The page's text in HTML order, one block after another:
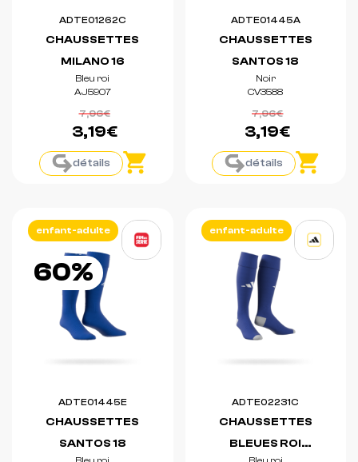
ADTE01262C
CHAUSSETTES
MILANO 16
Bleu roi
AJ5907
7,96€
3,19€
détails
ADTE01445A
CHAUSSETTES
SANTOS 18
Noir
CV3588
7,96€
3,19€
détails
enfant-adulte
60%
ADTE01445E
CHAUSSETTES
SANTOS 18
enfant-adulte
ADTE02231C
CHAUSSETTES
BLEUES ROI